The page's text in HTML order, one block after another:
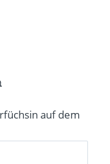
auf dem